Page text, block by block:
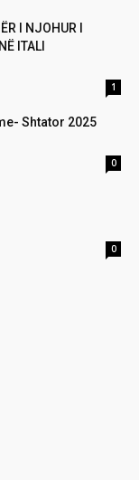
I NJOHUR I
ITALI
1
Shtator 2025
0
0